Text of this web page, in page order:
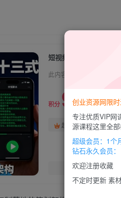
短视频脚本文案策划十
此内容为付费资源，请付
积分 9.9
超级会员免费
您
创业资源网限
专注优质VIP网
源课程这里全
超级会员：1个
钻石永久会员
欢迎注册收藏
不定时更新 素